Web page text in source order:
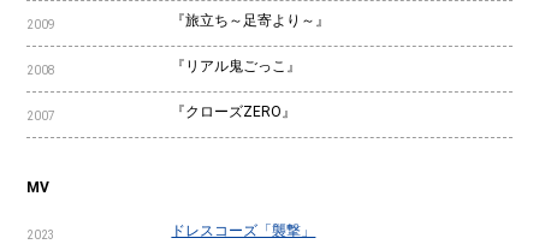
2009 『旅立ち～足寄より～』
2008 『リアル鬼ごっこ』
2007 『クローズZERO』
MV
2023 ドレスコーズ「襲撃」